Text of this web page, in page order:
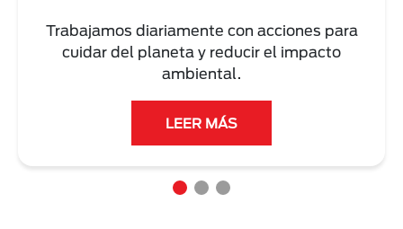
Trabajamos diariamente con acciones para
cuidar del planeta y reducir el impacto
ambiental.
LEER MÁS